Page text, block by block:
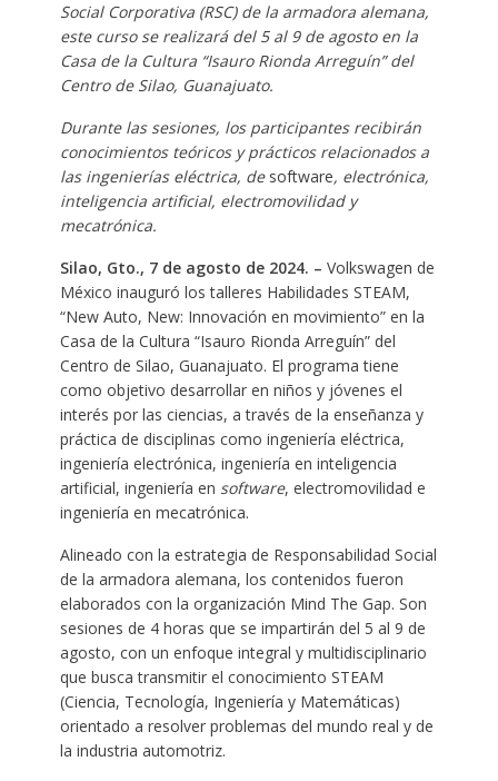
Social Corporativa (RSC) de la armadora alemana,
este curso se realizará del 5 al 9 de agosto en la
Casa de la Cultura “Isauro Rionda Arreguín” del
Centro de Silao, Guanajuato.
Durante las sesiones, los participantes recibirán
conocimientos teóricos y prácticos relacionados a
las ingenierías eléctrica, de software, electrónica,
inteligencia artificial, electromovilidad y
mecatrónica.
Silao, Gto., 7 de agosto de 2024. – Volkswagen de
México inauguró los talleres Habilidades STEAM,
“New Auto, New: Innovación en movimiento” en la
Casa de la Cultura “Isauro Rionda Arreguín” del
Centro de Silao, Guanajuato. El programa tiene
como objetivo desarrollar en niños y jóvenes el
interés por las ciencias, a través de la enseñanza y
práctica de disciplinas como ingeniería eléctrica,
ingeniería electrónica, ingeniería en inteligencia
artificial, ingeniería en software, electromovilidad e
ingeniería en mecatrónica.
Alineado con la estrategia de Responsabilidad Social
de la armadora alemana, los contenidos fueron
elaborados con la organización Mind The Gap. Son
sesiones de 4 horas que se impartirán del 5 al 9 de
agosto, con un enfoque integral y multidisciplinario
que busca transmitir el conocimiento STEAM
(Ciencia, Tecnología, Ingeniería y Matemáticas)
orientado a resolver problemas del mundo real y de
la industria automotriz.